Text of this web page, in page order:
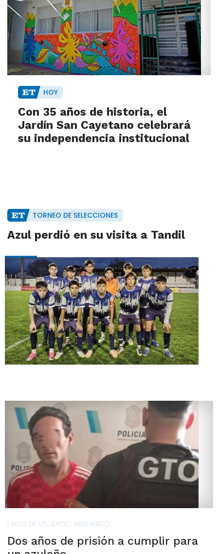
HOY
Con 35 años de historia, el
Jardín San Cayetano celebrará
su independencia institucional
TORNEO DE SELECCIONES
Azul perdió en su visita a Tandil
FALLO DE UN JUICIO ABREVIADO
Dos años de prisión a cumplir para